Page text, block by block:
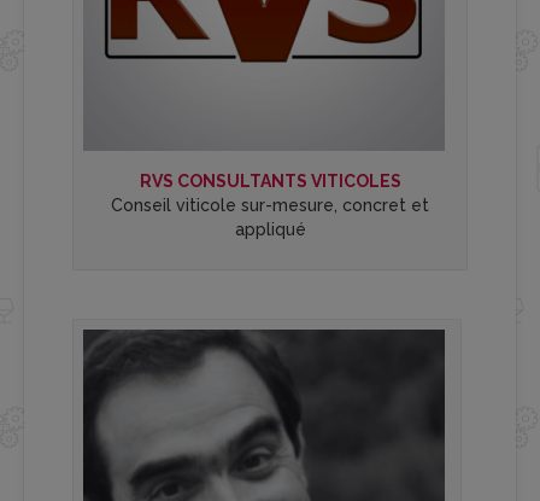
RVS CONSULTANTS VITICOLES
Conseil viticole sur-mesure, concret et
appliqué